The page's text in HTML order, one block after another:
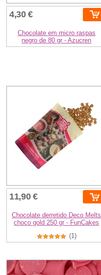
4,30 €
Chocolate em micro raspas
negro de 80 gr - Azucren
11,90 €
Chocolate derretido Deco Melts
choco gold 250 gr - FunCakes
(1)